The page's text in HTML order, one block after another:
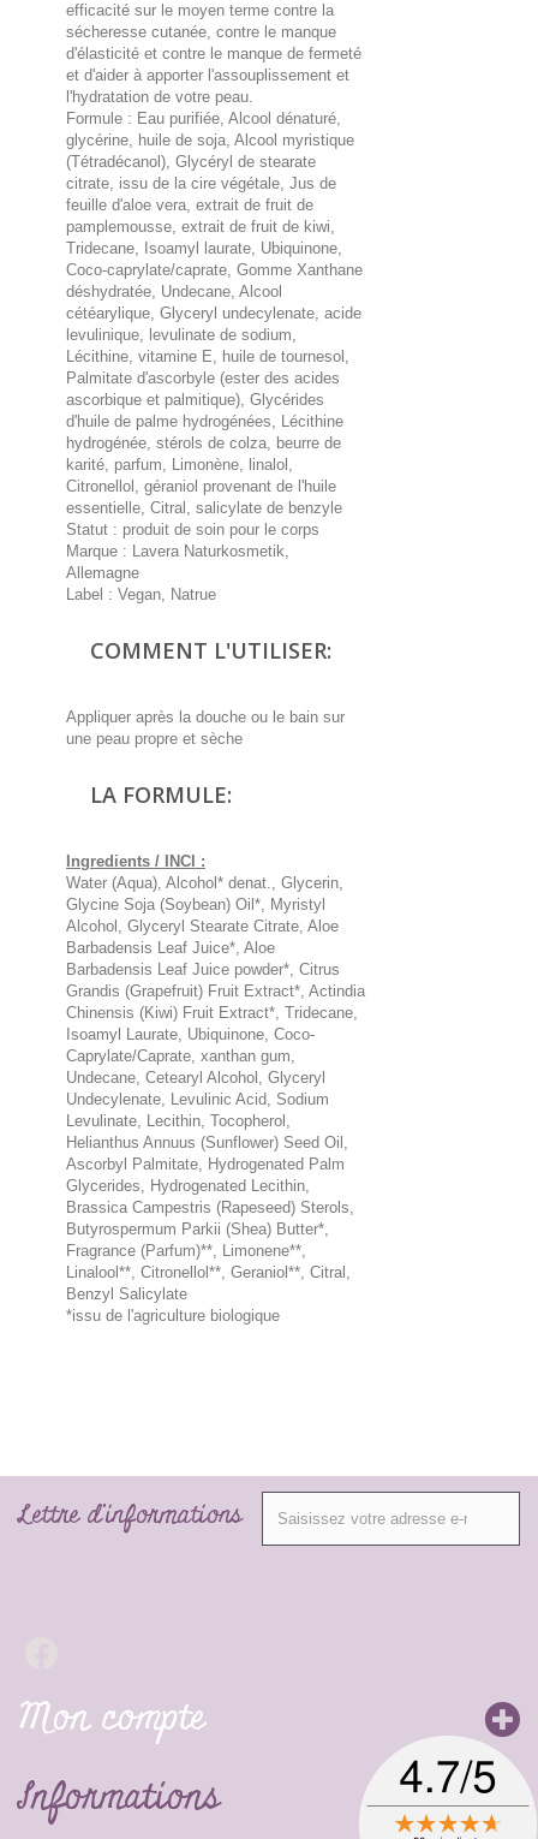
efficacité sur le moyen terme contre la
sécheresse cutanée, contre le manque
d'élasticité et contre le manque de fermeté
et d'aider à apporter l'assouplissement et
l'hydratation de votre peau.
Formule : Eau purifiée, Alcool dénaturé,
glycérine, huile de soja, Alcool myristique
(Tétradécanol), Glycéryl de stearate
citrate, issu de la cire végétale, Jus de
feuille d'aloe vera, extrait de fruit de
pamplemousse, extrait de fruit de kiwi,
Tridecane, Isoamyl laurate, Ubiquinone,
Coco-caprylate/caprate, Gomme Xanthane
déshydratée, Undecane, Alcool
cétéarylique, Glyceryl undecylenate, acide
levulinique, levulinate de sodium,
Lécithine, vitamine E, huile de tournesol,
Palmitate d'ascorbyle (ester des acides
ascorbique et palmitique), Glycérides
d'huile de palme hydrogénées, Lécithine
hydrogénée, stérols de colza, beurre de
karité, parfum, Limonène, linalol,
Citronellol, géraniol provenant de l'huile
essentielle, Citral, salicylate de benzyle
Statut : produit de soin pour le corps
Marque : Lavera Naturkosmetik,
Allemagne
Label : Vegan, Natrue
COMMENT L'UTILISER:
Appliquer après la douche ou le bain sur
une peau propre et sèche
LA FORMULE:
Ingredients / INCI :
Water (Aqua), Alcohol* denat., Glycerin,
Glycine Soja (Soybean) Oil*, Myristyl
Alcohol, Glyceryl Stearate Citrate, Aloe
Barbadensis Leaf Juice*, Aloe
Barbadensis Leaf Juice powder*, Citrus
Grandis (Grapefruit) Fruit Extract*, Actindia
Chinensis (Kiwi) Fruit Extract*, Tridecane,
Isoamyl Laurate, Ubiquinone, Coco-
Caprylate/Caprate, xanthan gum,
Undecane, Cetearyl Alcohol, Glyceryl
Undecylenate, Levulinic Acid, Sodium
Levulinate, Lecithin, Tocopherol,
Helianthus Annuus (Sunflower) Seed Oil,
Ascorbyl Palmitate, Hydrogenated Palm
Glycerides, Hydrogenated Lecithin,
Brassica Campestris (Rapeseed) Sterols,
Butyrospermum Parkii (Shea) Butter*,
Fragrance (Parfum)**, Limonene**,
Linalool**, Citronellol**, Geraniol**, Citral,
Benzyl Salicylate
*issu de l'agriculture biologique
Lettre d'informations
Mon compte
Informations